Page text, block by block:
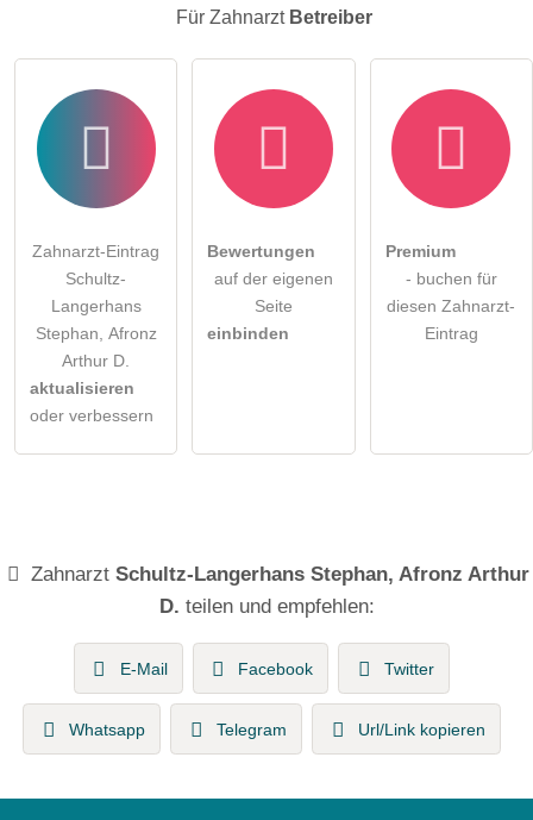
Für Zahnarzt Betreiber
Zahnarzt-Eintrag
Schultz-
Langerhans
Stephan, Afronz
Arthur D.
aktualisieren
oder verbessern
Bewertungen
auf der eigenen
Seite
einbinden
Premium
- buchen für
diesen Zahnarzt-
Eintrag
ZahnarztSchultz-Langerhans Stephan, Afronz Arthur
D. teilen und empfehlen:
E-Mail Facebook Twitter
Whatsapp Telegram Url/Link kopieren